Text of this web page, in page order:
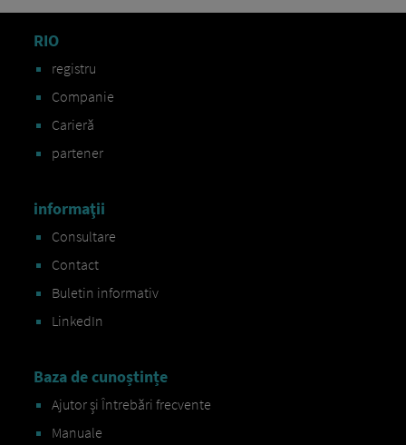
RIO
registru
Companie
Carieră
partener
informaţii
Consultare
Contact
Buletin informativ
LinkedIn
Baza de cunoștințe
Ajutor și Întrebări frecvente
Manuale